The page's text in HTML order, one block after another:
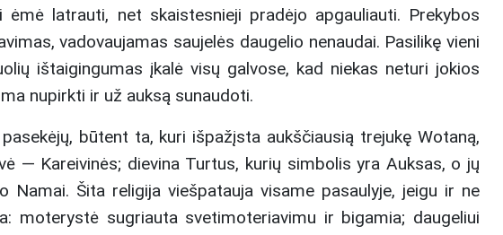
latrauti, net skaistesnieji pradėjo apgauliauti. Prekybos
vadovaujamas saujelės daugelio nenaudai. Pasilikę vieni
ištaigingumas įkalė visų galvose, kad niekas neturi jokios
nupirkti ir už auksą sunaudoti.
būtent ta, kuri išpažįsta aukščiausią trejukę Wotaną,
— Kareivinės; dievina Turtus, kurių simbolis yra Auksas, o jų
Šita religija viešpatauja visame pasaulyje, jeigu ir ne
moterystė sugriauta svetimoteriavimu ir bigamia; daugeliui